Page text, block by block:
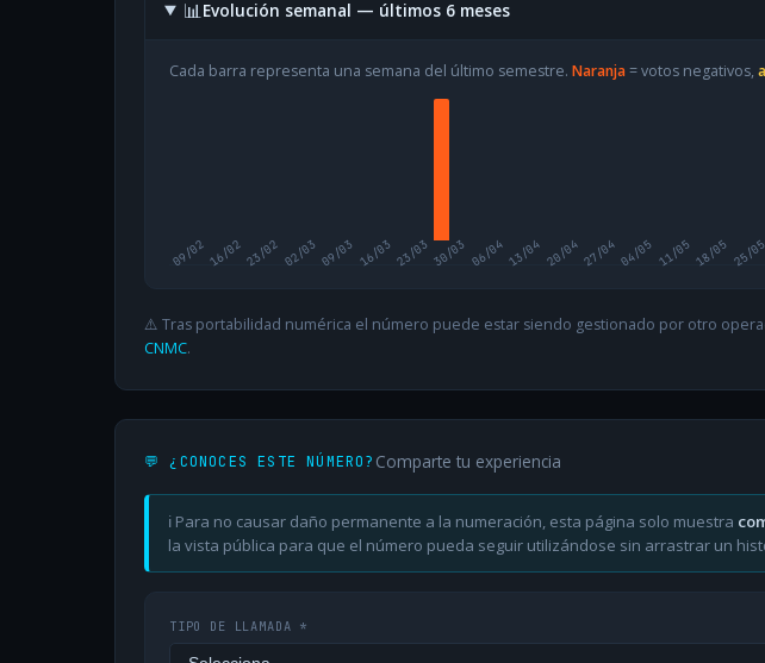
📊Evolución semanal — últimos 6 meses
Cada barra representa una semana del último semestre. Naranja= votos negativos,
09/0216/0223/02 02/03 09/03 16/03 23/03 30/03 06/0413/04 20/0427/0404/05 11/0518/05 25/05
⚠️ Tras portabilidad numérica el número puede estar siendo gestionado por otro
CNMC.
💬 ¿CONOCES ESTE NÚMERO? Comparte tu experiencia
ℹ️ Para no causar daño permanente a la numeración, esta página solo muestra
la vista pública para que el número pueda seguir utilizándose sin arrastrar un
TIPO DE LLAMADA *